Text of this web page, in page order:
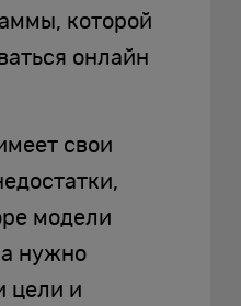
которой
онлайн
свои
модели
нужно
цели и